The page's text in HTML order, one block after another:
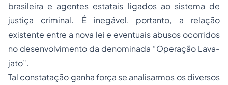
brasileira e agentes estatais ligados ao sistema de
justiça criminal. É inegável, portanto, a relação
existente entre a nova lei e eventuais abusos ocorridos
no desenvolvimento da denominada “Operação Lava-
jato”.
Tal constatação ganha força se analisarmos os diversos